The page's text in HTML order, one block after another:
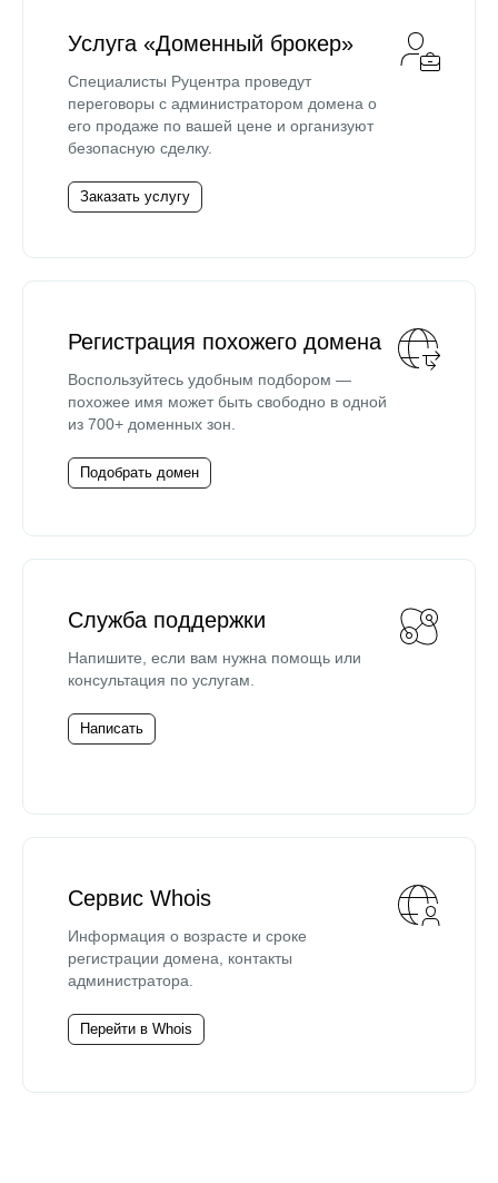
Услуга «Доменный брокер»
Специалисты Руцентра проведут
переговоры с администратором домена о
его продаже по вашей цене и организуют
безопасную сделку.
Заказать услугу
Регистрация похожего домена
Воспользуйтесь удобным подбором —
похожее имя может быть свободно в одной
из 700+ доменных зон.
Подобрать домен
Служба поддержки
Напишите, если вам нужна помощь или
консультация по услугам.
Написать
Сервис Whois
Информация о возрасте и сроке
регистрации домена, контакты
администратора.
Перейти в Whois